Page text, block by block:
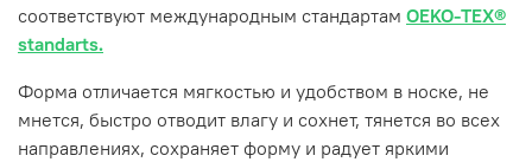
соответствуют международным стандартам OEKO-TEX®
standarts.
Форма отличается мягкостью и удобством в носке, не
мнется, быстро отводит влагу и сохнет, тянется во всех
направлениях, сохраняет форму и радует яркими